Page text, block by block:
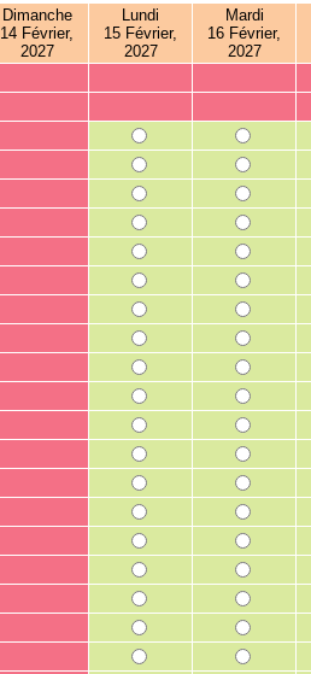
Dimanche
14 Février,
2027
Lundi
15 Février,
2027
Mardi
16 Février,
2027